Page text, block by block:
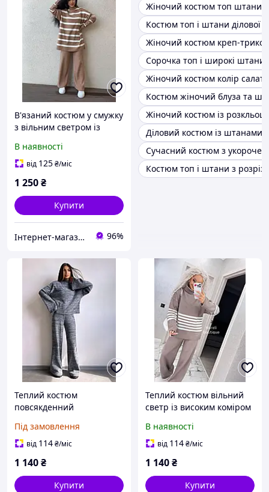
В'язаний костюм у смужку
з вільним светром із
розкльошеними штанами
9103573
В наявності
від 125₴/міс
1 250₴
Купити
Інтернет-магазин одягу та іграшок Modina 96%
Жіночий костюм топ штани
Костюм топ і штани ділової
Жіночий костюм креп-
Сорочка топ і широкі штани
Жіночий костюм колір
Костюм жіночий блуза та
Жіночий костюм із
Діловий костюм із штанами
Сучасний костюм з
Костюм топ і штани з
Теплий костюм
повсякденний
палаццо та светр із
розкльошеними
66103756Е
Під замовлення
від 114₴/міс
1 140₴
Купити
Теплий костюм вільний
светр із високим коміром
штанами (р. 42-46)
90103757
В наявності
від 114₴/міс
1 140₴
Купити